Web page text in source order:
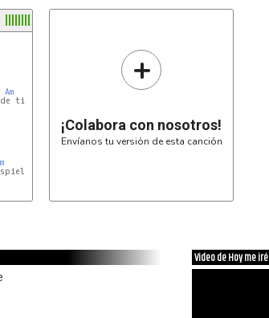
Am
de ti
+
¡Colabora con nosotros!
Envíanos tu versión de esta canción
Video de Hoy me iré